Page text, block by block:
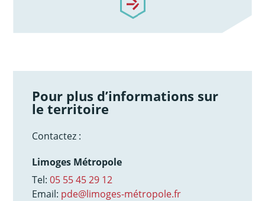
Pour plus d’informations sur
le territoire
Contactez :
Limoges Métropole
Tel:05 55 45 29 12
Email: pde@limoges-métropole.fr